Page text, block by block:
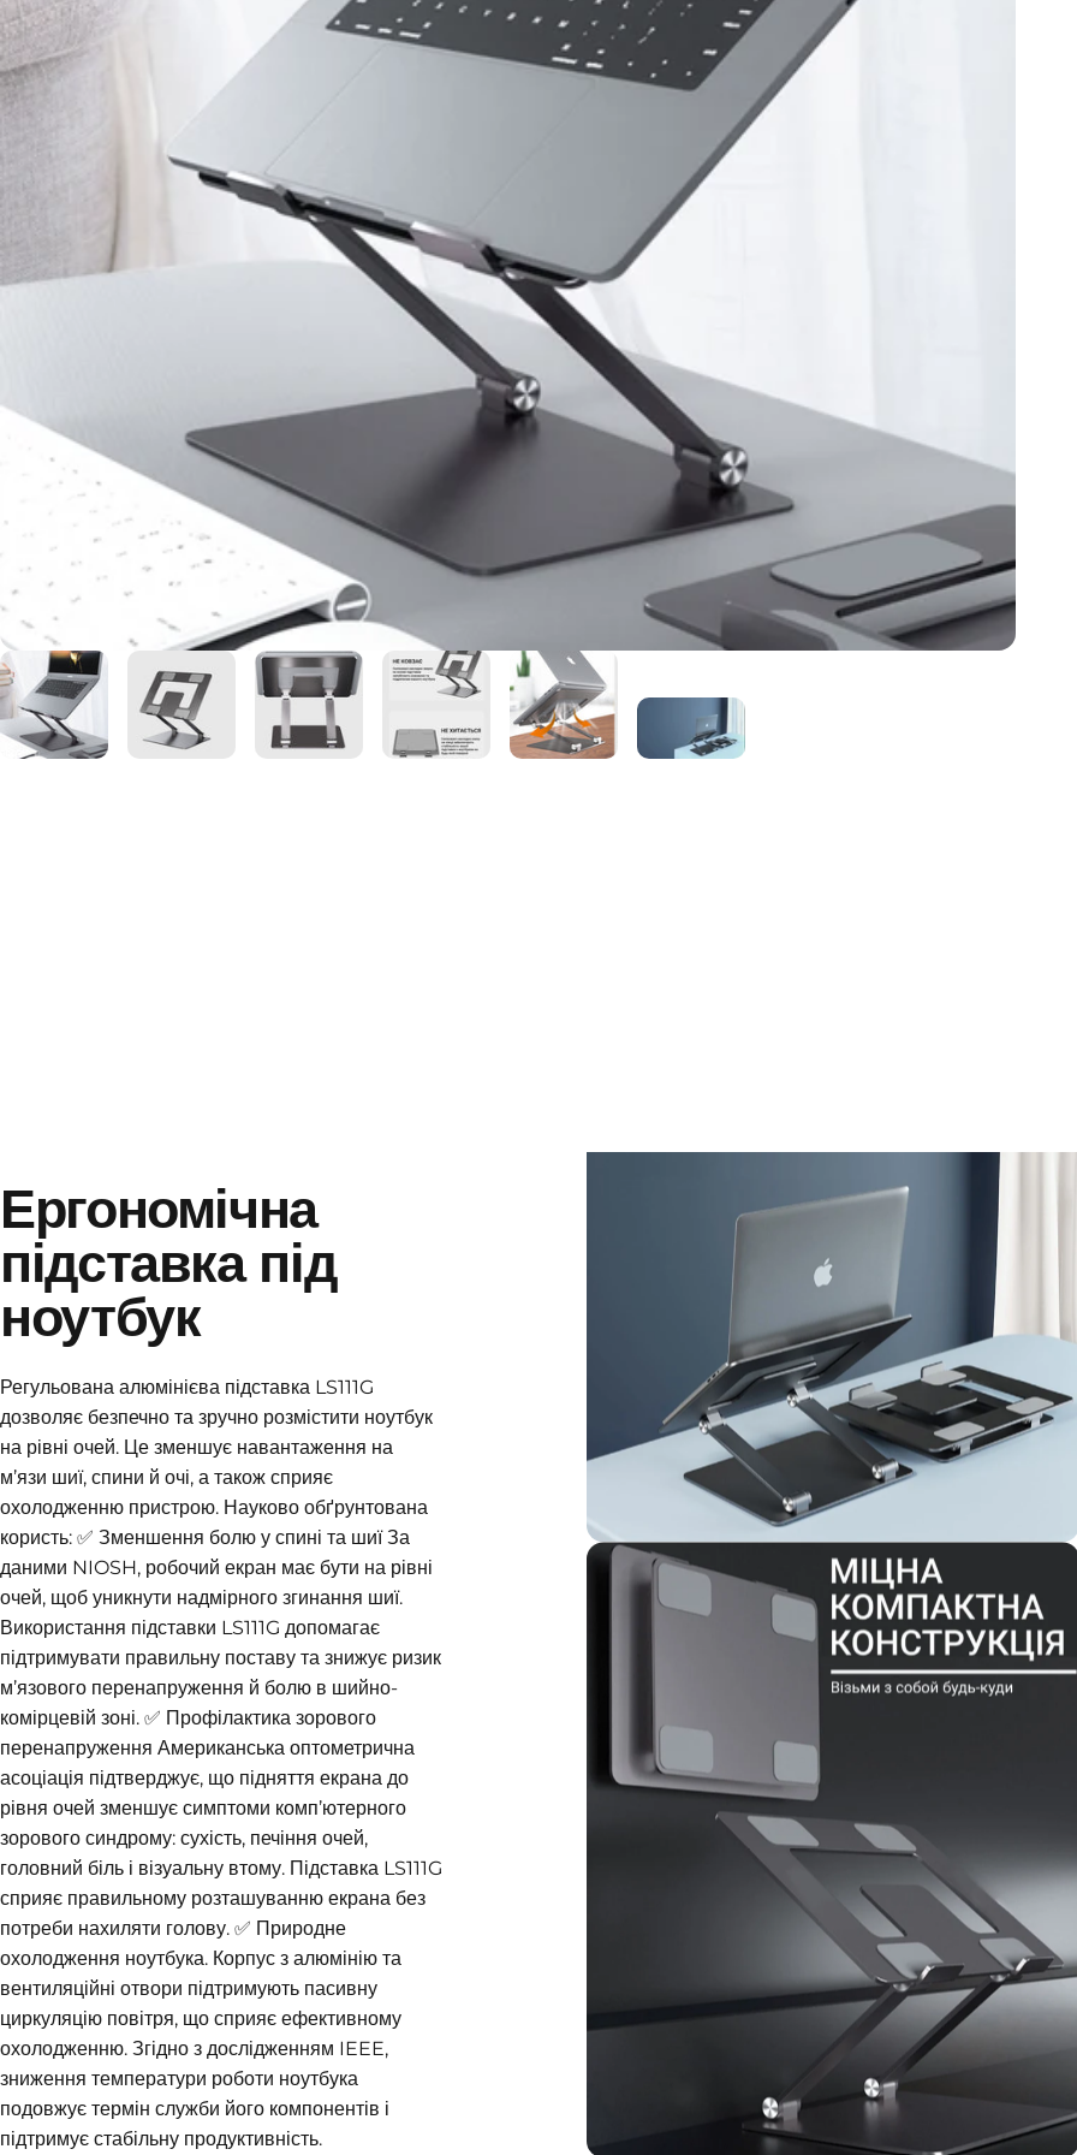
Ергономічна
підставка під
ноутбук
Регульована алюмінієва підставка LS111G
дозволяє безпечно та зручно розмістити ноутбук
на рівні очей. Це зменшує навантаження на
м’язи шиї, спини й очі, а також сприяє
охолодженню пристрою. Науково обґрунтована
користь: ✅ Зменшення болю у спині та шиї За
даними NIOSH, робочий екран має бути на рівні
очей, щоб уникнути надмірного згинання шиї.
Використання підставки LS111G допомагає
підтримувати правильну поставу та знижує ризик
м’язового перенапруження й болю в шийно-
комірцевій зоні. ✅ Профілактика зорового
перенапруження Американська оптометрична
асоціація підтверджує, що підняття екрана до
рівня очей зменшує симптоми комп’ютерного
зорового синдрому: сухість, печіння очей,
головний біль і візуальну втому. Підставка LS111G
сприяє правильному розташуванню екрана без
потреби нахиляти голову. ✅ Природне
охолодження ноутбука. Корпус з алюмінію та
вентиляційні отвори підтримують пасивну
циркуляцію повітря, що сприяє ефективному
охолодженню. Згідно з дослідженням IEEE,
зниження температури роботи ноутбука
подовжує термін служби його компонентів і
підтримує стабільну продуктивність.